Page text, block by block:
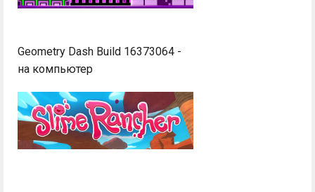
Geometry Dash Build 16373064 -
на компьютер